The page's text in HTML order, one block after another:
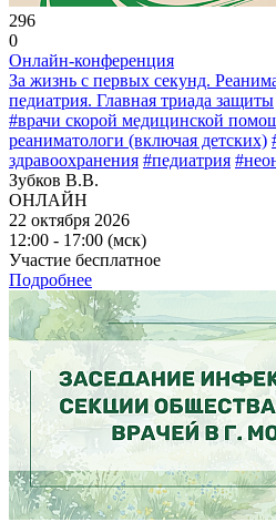
296
0
Онлайн-конференция
За жизнь с первых секунд.
педиатрия. Главная триада защиты
#врачи скорой медицинской
реаниматологи (включая детских)
здравоохранения #педиатрия
Зубков В.В.
ОНЛАЙН
22 октября 2026
12:00 - 17:00 (мск)
Участие бесплатное
Подробнее